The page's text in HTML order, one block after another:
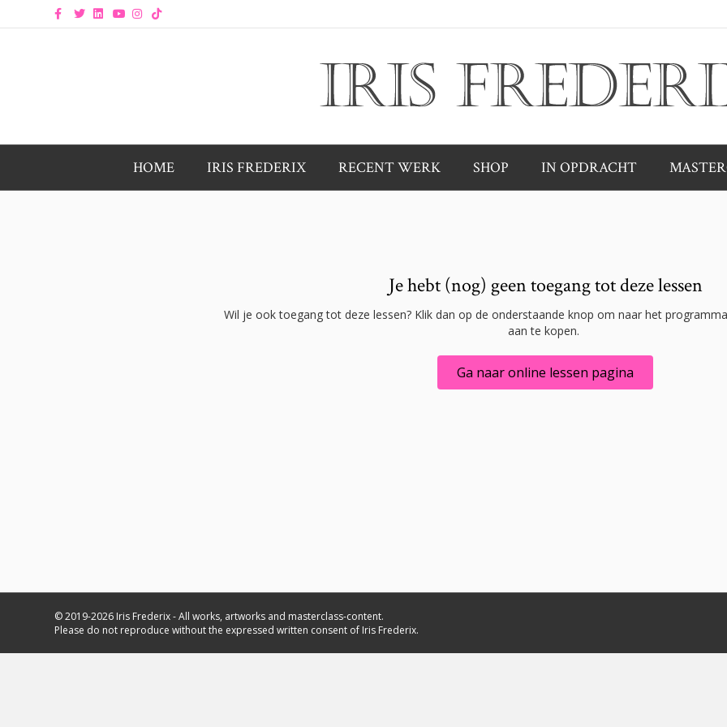
Facebook
TwitterLinkedinYoutubeInstagram
Tiktok
HOME IRIS FREDERIX RECENT WERK SHOP IN OPDRACHT
Je hebt (nog) geen toegang tot deze lessen
Wil je ook toegang tot deze lessen? Klik dan op de onderstaande knop om naar het
aan te kopen.
Ga naar online lessen pagina
© 2019-2026 Iris Frederix - All works, artworks and masterclass-content.
Please do not reproduce without the expressed written consent of Iris Frederix.